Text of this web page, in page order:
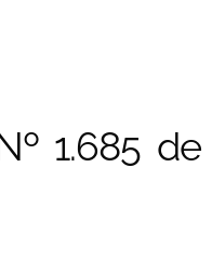
1.685 de